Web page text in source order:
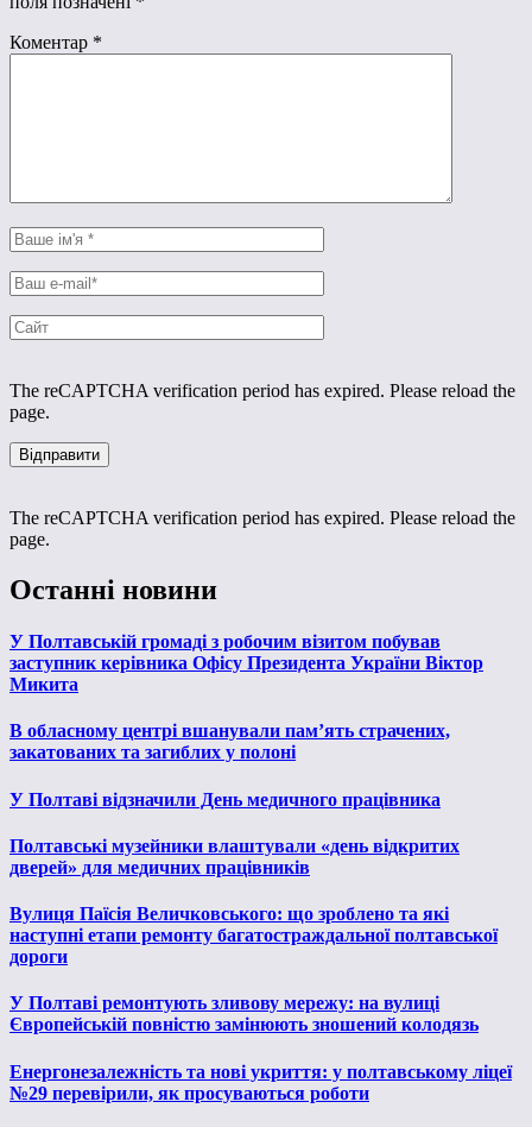
Коментар *
The reCAPTCHA verification period has expired. Please reload the
page.
The reCAPTCHA verification period has expired. Please reload the
page.
Останні новини
У Полтавській громаді з робочим візитом побував
заступник керівника Офісу Президента України Віктор
Микита
В обласному центрі вшанували пам’ять страчених,
закатованих та загиблих у полоні
У Полтаві відзначили День медичного працівника
Полтавські музейники влаштували «день відкритих
дверей» для медичних працівників
Вулиця Паїсія Величковського: що зроблено та які
наступні етапи ремонту багатостраждальної полтавської
дороги
У Полтаві ремонтують зливову мережу: на вулиці
Європейській повністю замінюють зношений колодязь
Енергонезалежність та нові укриття: у полтавському ліцеї
№29 перевірили, як просуваються роботи